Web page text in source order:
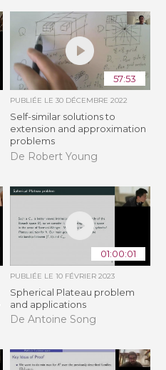
57:53
PUBLIÉE LE 30 DÉCEMBRE 2022
Self-similar solutions to
extension and approximation
problems
De Robert Young
01:00:01
PUBLIÉE LE 10 FÉVRIER 2023
Spherical Plateau problem
and applications
De Antoine Song